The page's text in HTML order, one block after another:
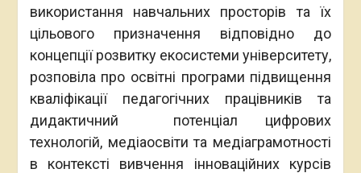
використання навчальних просторів та їх
цільового призначення відповідно до
концепції розвитку екосистеми університету,
розповіла про освітні програми підвищення
кваліфікації педагогічних працівників та
дидактичний потенціал цифрових
технологій, медіаосвіти та медіаграмотності
в контексті вивчення інноваційних курсів